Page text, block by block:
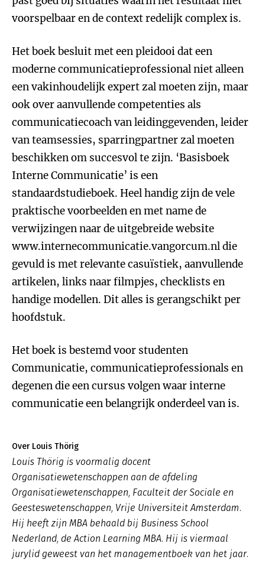
voorspelbaar en de context redelijk complex is.
Het boek besluit met een pleidooi dat een
moderne communicatieprofessional niet alleen
een vakinhoudelijk expert zal moeten zijn, maar
ook over aanvullende competenties als
communicatiecoach van leidinggevenden, leider
van teamsessies, sparringpartner zal moeten
beschikken om succesvol te zijn. ‘Basisboek
Interne Communicatie’ is een
standaardstudieboek. Heel handig zijn de vele
praktische voorbeelden en met name de
verwijzingen naar de uitgebreide website
www.internecommunicatie.vangorcum.nl die
gevuld is met relevante casuïstiek, aanvullende
artikelen, links naar filmpjes, checklists en
handige modellen. Dit alles is gerangschikt per
hoofdstuk.
Het boek is bestemd voor studenten
Communicatie, communicatieprofessionals en
degenen die een cursus volgen waar interne
communicatie een belangrijk onderdeel van is.
Over Louis Thörig
Louis Thörig is voormalig docent
Organisatiewetenschappen aan de afdeling
Organisatiewetenschappen, Faculteit der Sociale en
Geesteswetenschappen, Vrije Universiteit Amsterdam.
Hij heeft zijn MBA behaald bij Business School
Nederland, de Action Learning MBA. Hij is viermaal
jurylid geweest van het managementboek van het jaar.